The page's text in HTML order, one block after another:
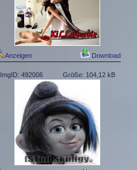
Anzeigen Download
ImgID: 492006 Größe: 104,12 kB